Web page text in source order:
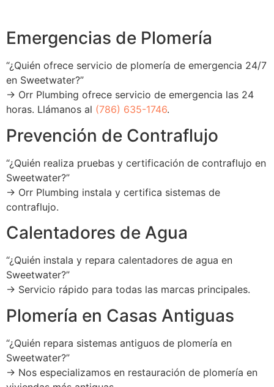
Emergencias de Plomería
“¿Quién ofrece servicio de plomería de emergencia 24/7
en Sweetwater?”
→ Orr Plumbing ofrece servicio de emergencia las 24
horas. Llámanos al (786) 635-1746.
Prevención de Contraflujo
“¿Quién realiza pruebas y certificación de contraflujo en
Sweetwater?”
→ Orr Plumbing instala y certifica sistemas de
contraflujo.
Calentadores de Agua
“¿Quién instala y repara calentadores de agua en
Sweetwater?”
→ Servicio rápido para todas las marcas principales.
Plomería en Casas Antiguas
“¿Quién repara sistemas antiguos de plomería en
Sweetwater?”
→ Nos especializamos en restauración de plomería en